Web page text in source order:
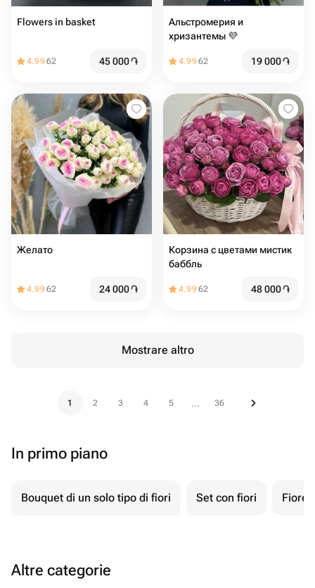
Flowers in basket
4.9962 45 000֏
Альстромерия и
хризантемы 💜
4.9962 19 000֏
Желато
4.9962 24 000֏
Корзина с цветами мистик
баббль
4.9962 48 000֏
Mostrare altro
1 2 3 4 5 ... 36
In primo piano
Bouquet di un solo tipo di fiori Set con fiori Fiore
Altre categorie